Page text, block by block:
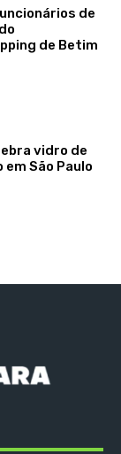
de
de Betim
vidro de
São Paulo